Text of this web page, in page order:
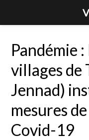
Pandémie :
villages
Jennad)
mesures
Covid-19